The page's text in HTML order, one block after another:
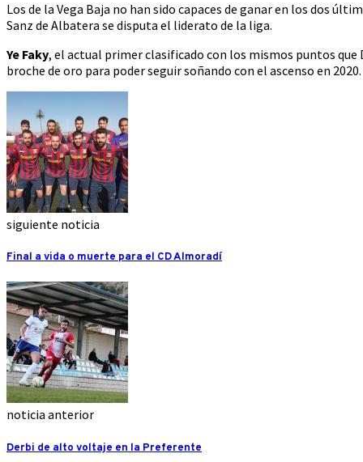
Los de la Vega Baja no han sido capaces de ganar en los dos
Sanz de Albatera se disputa el liderato de la liga.
Ye Faky, el actual primer clasificado con los mismos puntos
broche de oro para poder seguir soñando con el ascenso en 2020.
siguiente noticia
Final a vida o muerte para el CD Almoradí
noticia anterior
Derbi de alto voltaje en la Preferente